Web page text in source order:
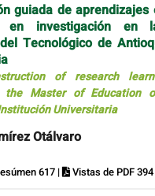
guiada de aprendizajes
en investigación en
Tecnológico de
of research
the Master of Education
Universitaria
Otálvaro
617 | Vistas de PDF